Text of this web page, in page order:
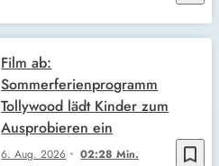
bookmark_border
6. Aug. 2026 02:28 Min.
Film ab:
Sommerferienprogramm
Tollywood lädt Kinder zum
Ausprobieren ein